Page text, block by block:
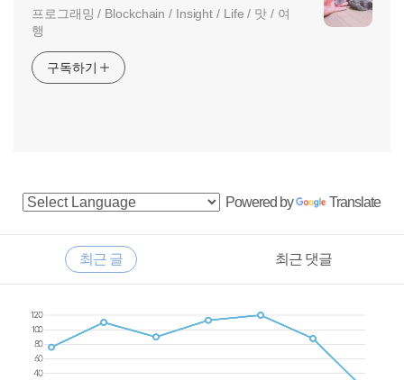
프로그래밍 / Blockchain / Insight / Life / 맛 / 여
행
구독하기
Powered by Translate
RECENTLY
최근 글 최근 댓글